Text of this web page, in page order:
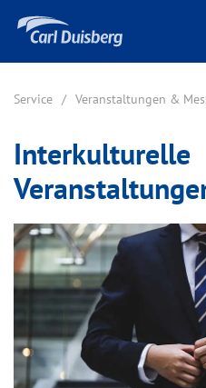
Service Veranstaltungen &
Interkulturelle